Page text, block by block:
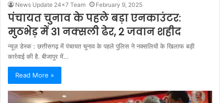
News Update 24x7 Team February 9, 2025
पंचायत चुनाव के पहले बड़ा एनकाउंटर:
मुठभेड़ में 31 नक्सली ढेर, 2 जवान शहीद
न्यूज़ डेस्क : छत्तीसगढ़ में पंचायत चुनाव के पहले पुलिस ने नक्सलियों के खिलाफ बड़ी
कार्रवाई की है. बीजापुर में…
Read More »